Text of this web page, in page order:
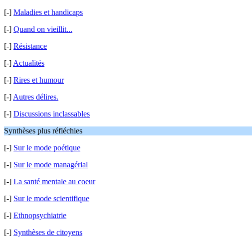
[-] Maladies et handicaps
[-] Quand on vieillit...
[-] Résistance
[-] Actualités
[-] Rires et humour
[-] Autres délires.
[-] Discussions inclassables
Synthèses plus réfléchies
[-] Sur le mode poétique
[-] Sur le mode managérial
[-] La santé mentale au coeur
[-] Sur le mode scientifique
[-] Ethnopsychiatrie
[-] Synthèses de citoyens